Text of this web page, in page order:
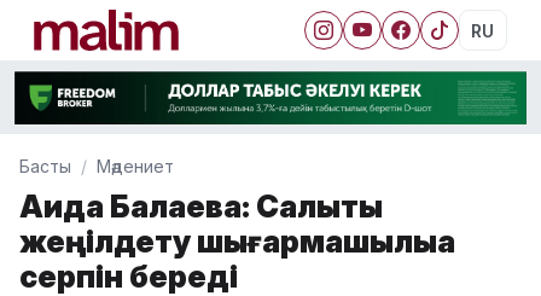
RU
Басты Мәдениет
Аида Балаева: Салықты
жеңілдету шығармашылыққа
серпін береді